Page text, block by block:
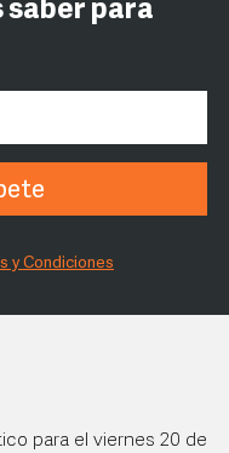
saber para
y Condiciones
para el viernes 20 de